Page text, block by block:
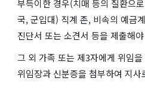
부득이한 경우(치매 등의 질환으
국, 군입대) 직계 존, 비속의 예금
진단서 또는 소견서 등을 제출해
그 외 가족 또는 제3자에게 위임
위임장과 신분증을 첨부하여 지